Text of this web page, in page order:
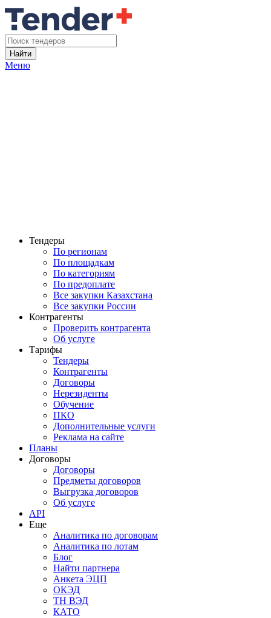
Найти
Меню
Тендеры
По регионам
По площадкам
По категориям
По предоплате
Все закупки Казахстана
Все закупки России
Контрагенты
Проверить контрагента
Об услуге
Тарифы
Тендеры
Контрагенты
Договоры
Нерезиденты
Обучение
ПКО
Дополнительные услуги
Реклама на сайте
Планы
Договоры
Договоры
Предметы договоров
Выгрузка договоров
Об услуге
API
Еще
Аналитика по договорам
Аналитика по лотам
Блог
Найти партнера
Анкета ЭЦП
ОКЭД
ТН ВЭД
КАТО